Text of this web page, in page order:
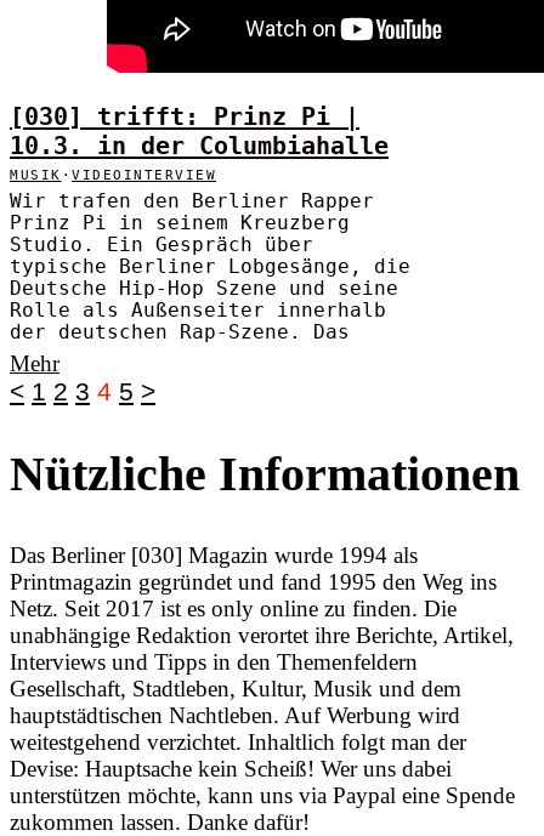
[030] trifft: Prinz Pi |
10.3. in der Columbiahalle
MUSIK · VIDEOINTERVIEW
Wir trafen den Berliner Rapper
Prinz Pi in seinem Kreuzberg
Studio. Ein Gespräch über
typische Berliner Lobgesänge, die
Deutsche Hip-Hop Szene und seine
Rolle als Außenseiter innerhalb
der deutschen Rap-Szene. Das
Mehr
< 1 2 3 4 5 >
Nützliche Informationen
Das Berliner [030] Magazin wurde 1994 als
Printmagazin gegründet und fand 1995 den Weg ins
Netz. Seit 2017 ist es only online zu finden. Die
unabhängige Redaktion verortet ihre Berichte, Artikel,
Interviews und Tipps in den Themenfeldern
Gesellschaft, Stadtleben, Kultur, Musik und dem
hauptstädtischen Nachtleben. Auf Werbung wird
weitestgehend verzichtet. Inhaltlich folgt man der
Devise: Hauptsache kein Scheiß! Wer uns dabei
unterstützen möchte, kann uns via Paypal eine Spende
zukommen lassen. Danke dafür!